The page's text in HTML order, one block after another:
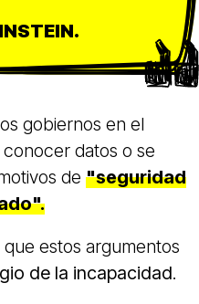
gobiernos en el
datos o se
de "seguridad
".
estos argumentos
de la incapacidad.